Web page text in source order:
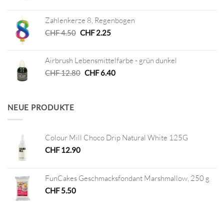
CHF 38.00CHF 19.00.
Zahlenkerze 8, Regenbogen
CHF4.50 Ursprünglicher
CHF 4.50
CHF2.25Aktueller
CHF 2.25.
Airbrush Lebensmittelfarbe - grün dunkel
CHF12.80 Ursprünglicher
CHF6.40Aktueller
NEUE PRODUKTE
Colour Mill Choco Drip Natural White 125G
CHF12.90
FunCakes Geschmacksfondant Marshmallow, 250 g
CHF5.50